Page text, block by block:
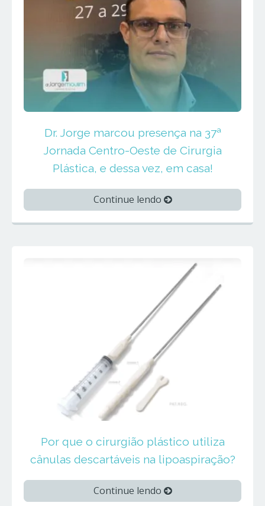
Dr. Jorge marcou presença na 37ª
Jornada Centro-Oeste de Cirurgia
Plástica, e dessa vez, em casa!
Continue lendo
Por que o cirurgião plástico utiliza
cânulas descartáveis na lipoaspiração?
Continue lendo